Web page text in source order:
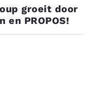
groeit door
en PROPOS!